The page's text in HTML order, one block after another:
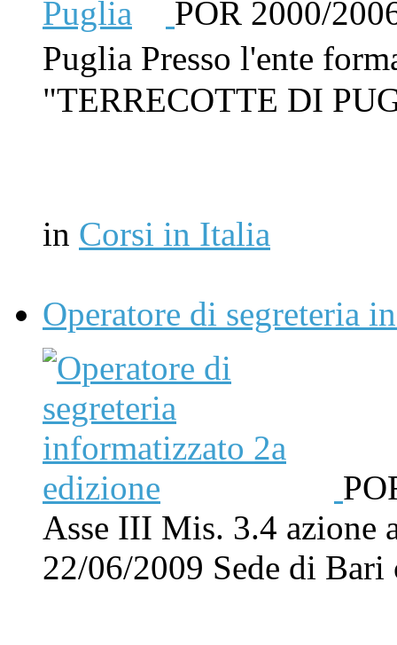
POR 2000/
Puglia Presso l'ente
"TERRECOTTE DI
in Corsi in Italia
Operatore di segreteria
Asse III Mis. 3.4 azione
22/06/2009 Sede di